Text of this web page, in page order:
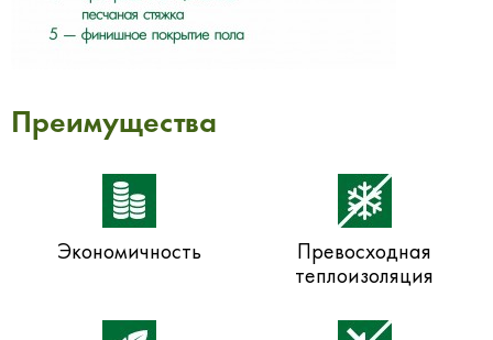
Преимущества
Экономичность
Превосходная
теплоизоляция